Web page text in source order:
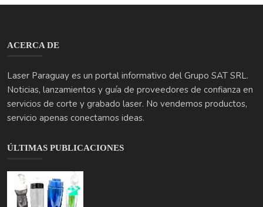
ACERCA DE
Laser Paraguay es un portal informativo del Grupo SAT SRL.
Noticias, lanzamientos y guía de proveedores de confianza en
servicios de corte y grabado laser. No vendemos productos,
servicio apenas conectamos ideas.
ÚLTIMAS PUBLICACIONES